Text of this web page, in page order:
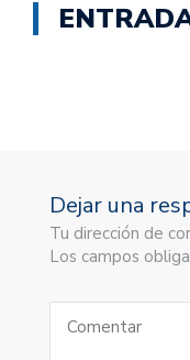
Dejar una
Tu dirección de
Los campos